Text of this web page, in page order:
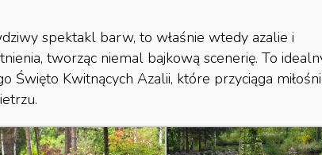
spektakl barw, to właśnie wtedy azalie i
tworząc niemal bajkową scenerię. To
Święto Kwitnących Azalii, które przyciąga